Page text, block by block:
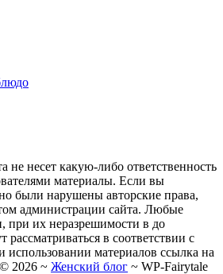
не несет какую-либо ответственность
материалы. Если вы
были нарушены авторские права,
администрации сайта. Любые
при их неразрешимости в до
рассматриваться в соответствии с
использовании материалов ссылка на
© 2026 ~ Женский блог ~ WP-Fairytale